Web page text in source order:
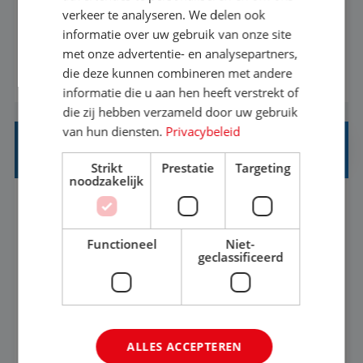
eenoudergezinnen én singles de meest
onvergetelijke vakanties van hun leven, hoe gaaf
is dat? Ben jij de commerciële professional die
net zo goed thuis is in een onderhandeling als op
verkenning bij een nieuwe accommodatie ergens
in Europa? Dan is dit jouw kans. A...
BEKIJK VACATURE
INKOPER VAKANTIES
33-36 uur MBO
Jij vindt de mooiste plekjes ter wereld en geeft
eenoudergezinnen én singles de meest
onvergetelijke vakanties van hun leven, hoe gaaf
is dat? Ben jij de commerciële professional die
net zo goed thuis is in een onderhandeling als op
BEKIJK VACATURE
verkeer te analyseren. We delen ook
informatie over uw gebruik van onze site
met onze advertentie- en analysepartners,
die deze kunnen combineren met andere
informatie die u aan hen heeft verstrekt of
die zij hebben verzameld door uw gebruik
van hun diensten. Privacybeleid
Strikt
noodzakelijk
Prestatie Targeting
Functioneel
Niet-
geclassificeerd
ALLES ACCEPTEREN